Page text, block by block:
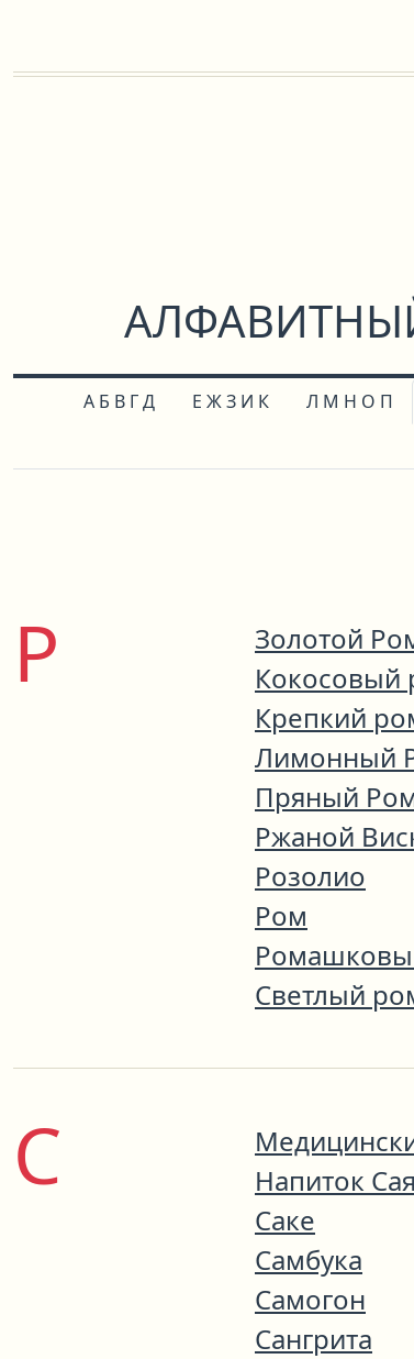
А Б В Г Д Е Ж З И К Л М Н О П
Р
Золотой
Кокосовый
Крепкий
Лимонный
Пряный
Ржаной
Розолио
Ром
Светлый
С
Напиток
Саке
Самбука
Самогон
Сангрита